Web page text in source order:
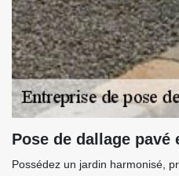
Pose de dallage
Possédez un jardin harmonisé,